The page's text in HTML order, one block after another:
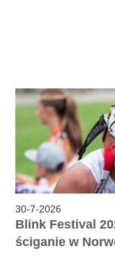
30-7-2026
Blink Festival
ściganie w